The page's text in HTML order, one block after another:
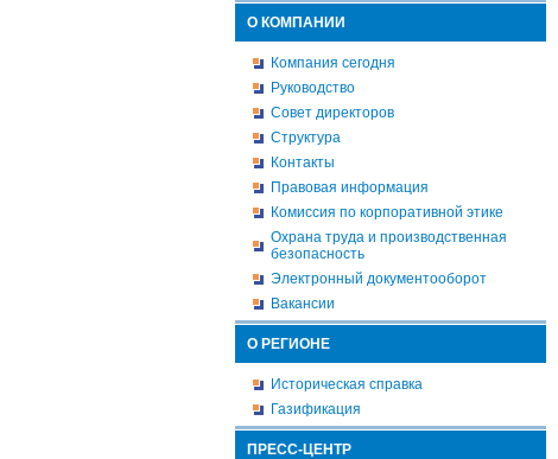
О КОМПАНИИ
Компания сегодня
Руководство
Совет директоров
Структура
Контакты
Правовая информация
Комиссия по корпоративной этике
Охрана труда и производственная
безопасность
Электронный документооборот
Вакансии
О РЕГИОНЕ
Историческая справка
Газификация
ПРЕСС-ЦЕНТР